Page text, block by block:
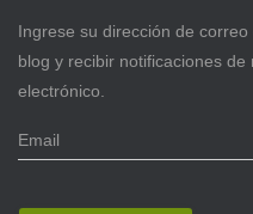
Ingrese su dirección de
blog y recibir notificaciones
electrónico.
E
m